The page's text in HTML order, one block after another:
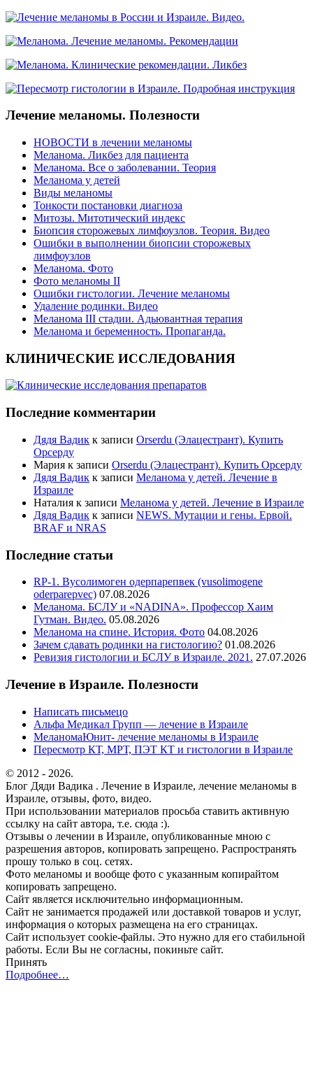
Лечение меланомы. Полезности
НОВОСТИ в лечении меланомы
Меланома. Ликбез для пациента
Меланома. Все о заболевании. Теория
Меланома у детей
Виды меланомы
Тонкости постановки диагноза
Митозы. Митотический индекс
Биопсия сторожевых лимфоузлов. Теория. Видео
Ошибки в выполнении биопсии сторожевых
лимфоузлов
Меланома. Фото
Фото меланомы II
Ошибки гистологии. Лечение меланомы
Удаление родинки. Видео
Меланома III стадии. Адьювантная терапия
Меланома и беременность. Пропаганда.
КЛИНИЧЕСКИЕ ИССЛЕДОВАНИЯ
Последние комментарии
Дядя Вадик к записи Orserdu (Элацестрант). Купить
Орсерду
Мария к записи Orserdu (Элацестрант). Купить Орсерду
Дядя Вадик к записи Меланома у детей. Лечение в
Израиле
Наталия к записи Меланома у детей. Лечение в Израиле
Дядя Вадик к записи NEWS. Мутации и гены. Ервой.
BRAF и NRAS
Последние статьи
RP-1. Вусолимоген одерпарепвек (vusolimogene
oderparepvec) 07.08.2026
Меланома. БСЛУ и «NADINA». Профессор Хаим
Гутман. Видео. 05.08.2026
Меланома на спине. История. Фото 04.08.2026
Зачем сдавать родинки на гистологию? 01.08.2026
Ревизия гистологии и БСЛУ в Израиле. 2021. 27.07.2026
Лечение в Израиле. Полезности
Написать письмецо
Альфа Медикал Групп — лечение в Израиле
МеланомаЮнит- лечение меланомы в Израиле
Пересмотр КТ, МРТ, ПЭТ КТ и гистологии в Израиле
© 2012 - 2026.
Блог Дяди Вадика . Лечение в Израиле, лечение меланомы в
Израиле, отзывы, фото, видео.
При использовании материалов просьба ставить активную
ссылку на сайт автора, т.е. сюда :).
Отзывы о лечении в Израиле, опубликованные мною с
разрешения авторов, копировать запрещено. Распространять
прошу только в соц. сетях.
Фото меланомы и вообще фото с указанным копирайтом
копировать запрещено.
Сайт является исключительно информационным.
Сайт не занимается продажей или доставкой товаров и услуг,
информация о которых размещена на его страницах.
Сайт использует cookie-файлы. Это нужно для его стабильной
работы. Если Вы не согласны, покиньте сайт.
Принять
Подробнее…